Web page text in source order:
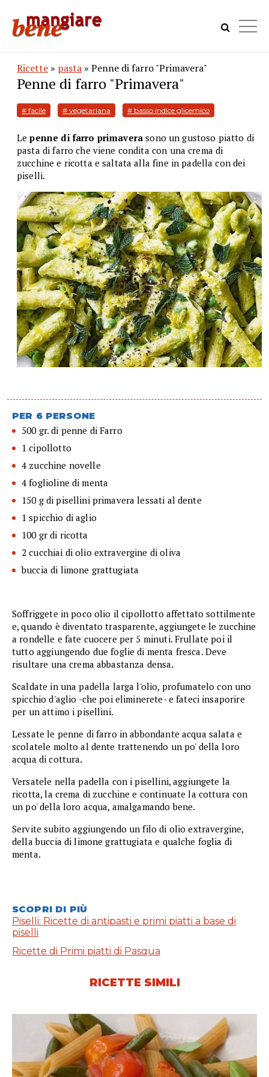
Ricette » pasta » Penne di farro "Primavera"
Penne di farro "Primavera"
# facile # vegetariana # basso indice glicemico
Lepenne di farro primaverasono un gustoso piatto di
pasta di farro che viene condita con una crema di
zucchine e ricotta e saltata alla fine in padella con dei
piselli.
PER 6 PERSONE
500 gr. di penne di Farro
1 cipollotto
4 zucchine novelle
4 foglioline di menta
150 g di pisellini primavera lessati al dente
1 spicchio di aglio
100 gr di ricotta
2 cucchiai di olio extravergine di oliva
buccia di limone grattugiata
Soffriggete in poco olio il cipollotto affettato sottilmente
e, quando è diventato trasparente, aggiungete le zucchine
a rondelle e fate cuocere per 5 minuti. Frullate poi il
tutto aggiungendo due foglie di menta fresca. Deve
risultare una crema abbastanza densa.
Scaldate in una padella larga l'olio, profumatelo con uno
spicchio d'aglio -che poi eliminerete- e fateci insaporire
per un attimo i pisellini.
Lessate le penne di farro in abbondante acqua salata e
scolatele molto al dente trattenendo un po' della loro
acqua di cottura.
Versatele nella padella con i pisellini, aggiungete la
ricotta, la crema di zucchine e continuate la cottura con
un po' della loro acqua, amalgamando bene.
Servite subito aggiungendo un filo di olio extravergine,
della buccia di limone grattugiata e qualche foglia di
menta.
SCOPRI DI PIÙ
Piselli: Ricette di antipasti e primi piatti a base di
piselli
Ricette di Primi piatti di Pasqua
RICETTE SIMILI